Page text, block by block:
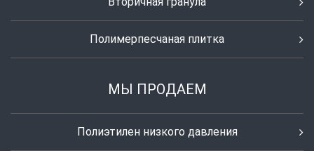
Полимерпесчаная плитка
МЫ ПРОДАЕМ
Полиэтилен низкого давления